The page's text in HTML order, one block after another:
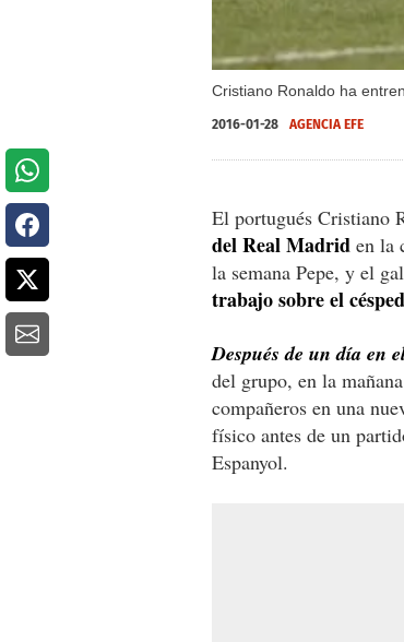
Cristiano Ronaldo ha
2016-01-28 AGENCIA EFE
El portugués Cristiano
del Real Madrid en la
la semana Pepe, y el
trabajo sobre el
Después de un día en
del grupo, en la
compañeros en una
físico antes de un
Espanyol.